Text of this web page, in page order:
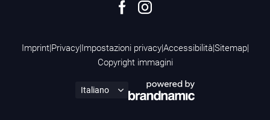
Imprint|Privacy|Impostazioni privacy|Accessibilità|Sitemap|
Copyright immagini